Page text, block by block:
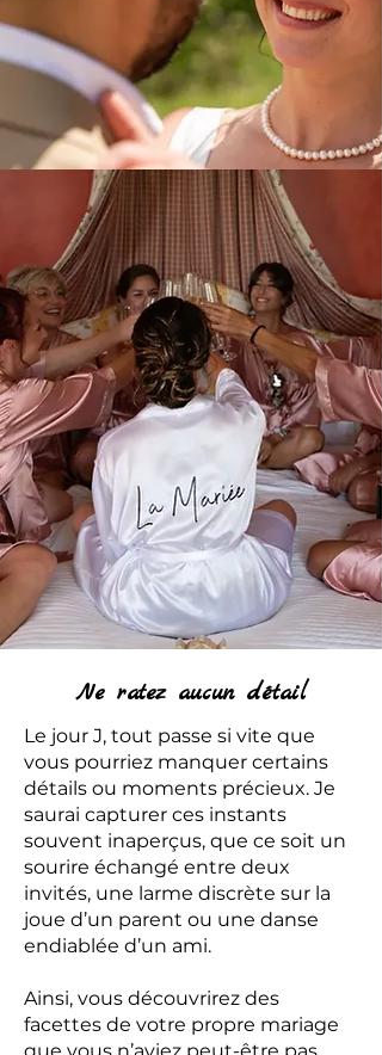
Ne ratez aucun détail
Le jour J, tout passe si vite que
vous pourriez manquer certains
détails ou moments précieux. Je
saurai capturer ces instants
souvent inaperçus, que ce soit un
sourire échangé entre deux
invités, une larme discrète sur la
joue d’un parent ou une danse
endiablée d’un ami.
Ainsi, vous découvrirez des
facettes de votre propre mariage